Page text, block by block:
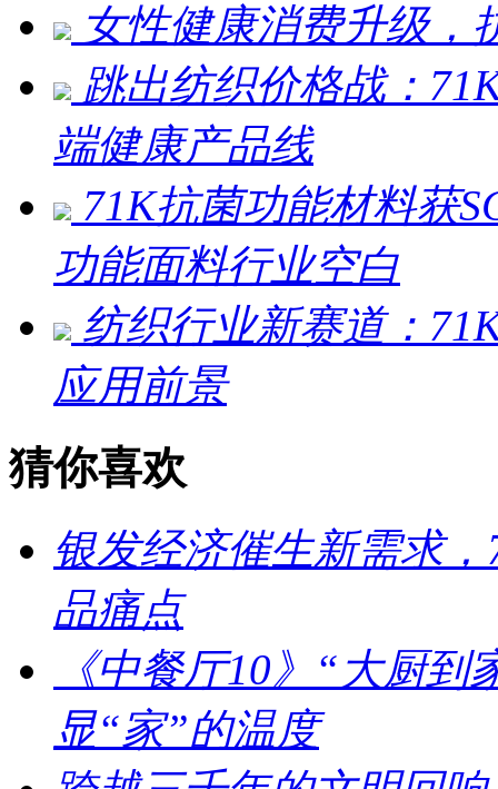
女性健康消费升级，
跳出纺织价格战：
端健康产品线
71K抗菌功能材料获
功能面料行业空白
纺织行业新赛道：
应用前景
猜你喜欢
银发经济催生新需求
品痛点
《中餐厅10》“大厨
显“家”的温度